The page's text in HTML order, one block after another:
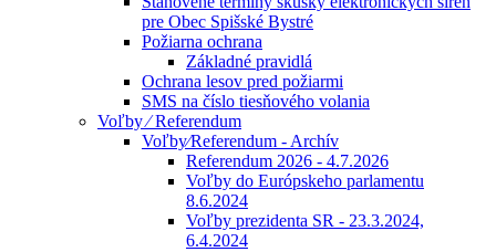
pre Obec Spišské Bystré
Požiarna ochrana
Základné pravidlá
Ochrana lesov pred požiarmi
SMS na číslo tiesňového volania
Voľby ⁄ Referendum
Voľby⁄Referendum - Archív
Referendum 2026 - 4.7.2026
Voľby do Európskeho parlamentu
8.6.2024
Voľby prezidenta SR - 23.3.2024,
6.4.2024